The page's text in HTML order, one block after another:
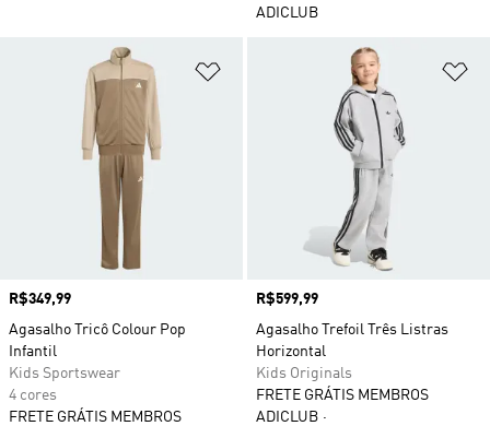
ADICLUB
Adicionar à Lista de Desejos
Preço
R$349,99
Agasalho Tricô Colour Pop
Infantil
Kids Sportswear
4 cores
FRETE GRÁTIS MEMBROS
Preço
R$599,99
Agasalho Trefoil Três Listras
Horizontal
Kids Originals
FRETE GRÁTIS MEMBROS
ADICLUB